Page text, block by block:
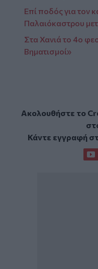
Επί ποδός για τον
Παλαιόκαστρου
Στα Χανιά το 4ο
Βηματισμοί»
Ακολουθήστε το
Κάντε εγγραφή